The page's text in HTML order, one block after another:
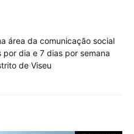
área da comunicação social
dia e 7 dias por semana
de Viseu